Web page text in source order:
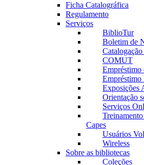
Ficha Catalográfica
Regulamento
Serviços
BiblioTur
Boletim de
COMUT
Empréstimo
Exposições
Orientação
Serviços
Capes
Usuários
Wireless
Sobre as bibliotecas
Coleções